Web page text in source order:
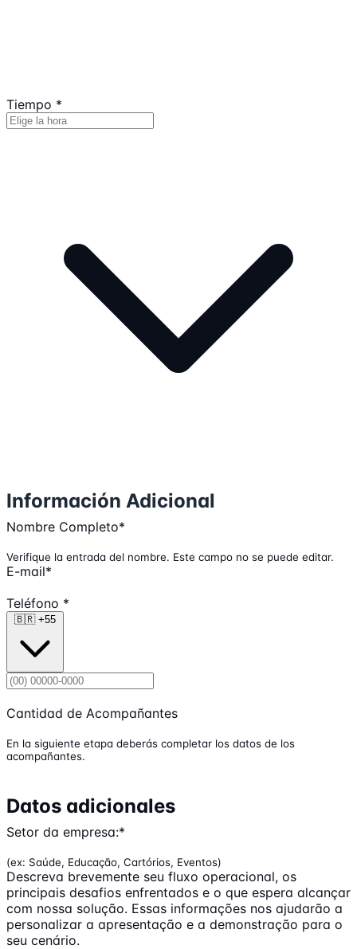
Tiempo *
Información Adicional
Nombre Completo*
Verifique la entrada del nombre. Este campo no se puede editar.
E-mail*
Teléfono *
🇧🇷 +55
Cantidad de Acompañantes
En la siguiente etapa deberás completar los datos de los
acompañantes.
Datos adicionales
Setor da empresa:*
(ex: Saúde, Educação, Cartórios, Eventos)
Descreva brevemente seu fluxo operacional, os
principais desafios enfrentados e o que espera alcançar
com nossa solução. Essas informações nos ajudarão a
personalizar a apresentação e a demonstração para o
seu cenário.